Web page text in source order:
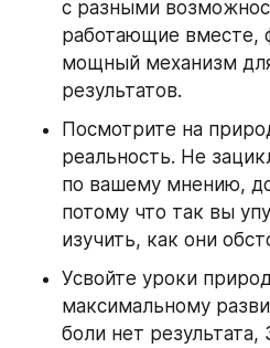
с разными
работающие вместе,
мощный механизм
результатов.
Посмотрите на
реальность. Не
по вашему мнению,
потому что так вы
изучить, как они
Усвойте уроки
максимальному
боли нет